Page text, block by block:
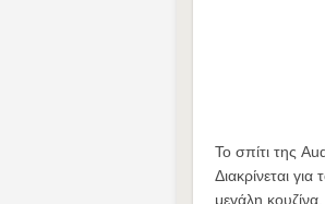
To σπίτι της
Διακρίνεται
μεγάλη